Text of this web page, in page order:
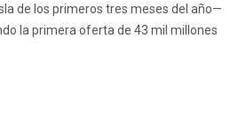
de los primeros tres meses del año—
la primera oferta de 43 mil millones